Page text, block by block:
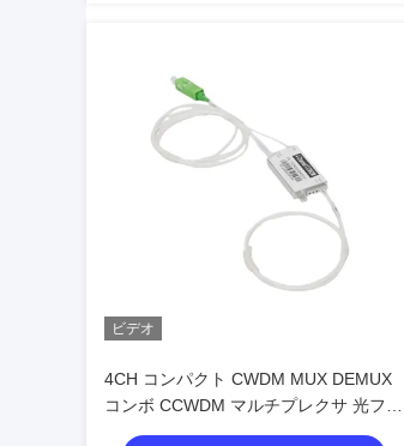
ビデオ
4CH コンパクト CWDM MUX DEMUX
コンボ CCWDM マルチプレクサ 光ファ
イバー通信システム向け費用対効果